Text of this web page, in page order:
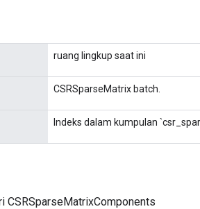
ruang lingkup saat ini
CSRSparseMatrix batch.
Indeks dalam kumpulan
CSRSparseMatrixComponents